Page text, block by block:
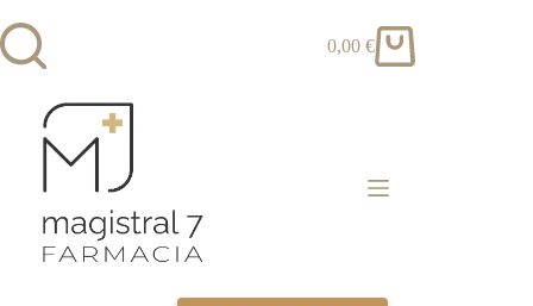
al
contenido
Carro
0,00€